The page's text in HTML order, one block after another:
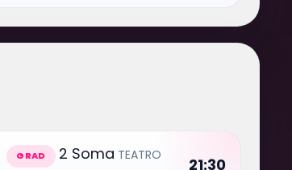
GRAD 2 Soma TEATRO
21:30